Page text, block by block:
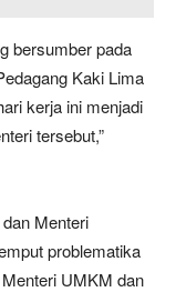
bersumber pada
Kaki Lima
kerja ini menjadi
tersebut,”
Menteri
problematika
UMKM dan